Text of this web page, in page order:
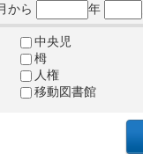
から 年
中央児
栂
人権
移動図書館